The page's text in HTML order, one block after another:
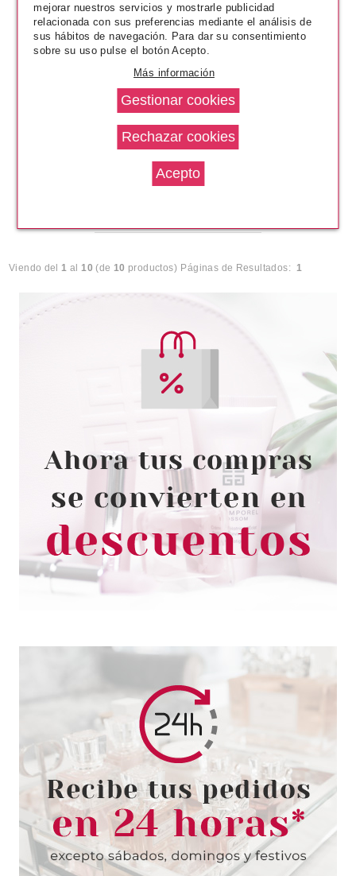
SKEYNDOR
Urban White Crema reparadora
de dia
Viendo del1 al10 (de 10 productos) Páginas de Resultados: 1
mejorar nuestros servicios y mostrarle publicidad
relacionada con sus preferencias mediante el análisis de
sus hábitos de navegación. Para dar su consentimiento
sobre su uso pulse el botón Acepto.
Más información